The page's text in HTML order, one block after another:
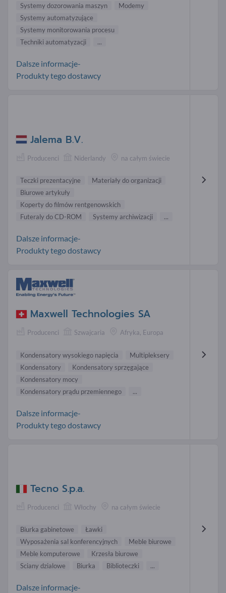
Systemy dozorowania maszyn
Modemy
Systemy automatyzujące
Systemy monitorowania procesu
Techniki automatyzacji
...
Dalsze informacje-
Produkty tego dostawcy
Jalema B.V.
Producenci Niderlandy na całym świecie
Teczki prezentacyjne
Materiały do organizacji
Biurowe artykuły
Koperty do filmów rentgenowskich
Futeraly do CD-ROM
Systemy archiwizacji ...
Dalsze informacje-
Produkty tego dostawcy
Maxwell Technologies SA
Producenci Szwajcaria Afryka, Europa
Kondensatory wysokiego napięcia
Multipleksery
Kondensatory
Kondensatory sprzęgające
Kondensatory mocy
Kondensatory prądu przemiennego
...
Dalsze informacje-
Produkty tego dostawcy
Tecno S.p.a.
Producenci Włochy na całym świecie
Biurka gabinetowe
Ławki
Wyposażenia sal konferencyjnych
Meble biurowe
Meble komputerowe
Krzesła biurowe
Sciany dzialowe
Biurka Biblioteczki ...
Dalsze informacje-